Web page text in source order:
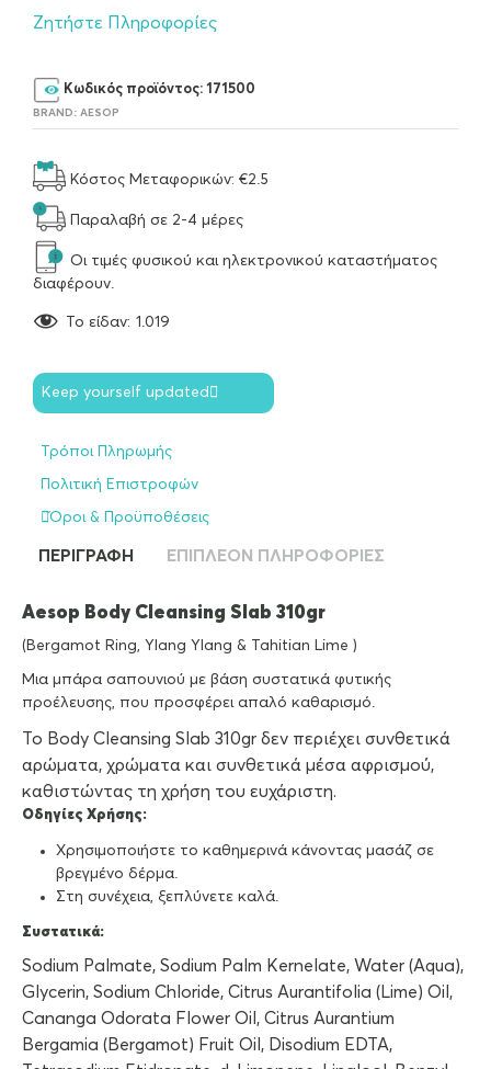
Ζητήστε Πληροφορίες
Κωδικός προϊόντος: 171500
BRAND: AESOP
Κόστος Μεταφορικών: €2.5
Παραλαβή σε 2-4 μέρες
Οι τιμές φυσικού και ηλεκτρονικού καταστήματος
διαφέρουν.
To είδαν: 1.019
Keep yourself updated
Τρόποι Πληρωμής
Πολιτική Επιστροφών
Όροι & Προϋποθέσεις
ΠΕΡΙΓΡΑΦΉ ΕΠΙΠΛΈΟΝ ΠΛΗΡΟΦΟΡΊΕΣ
Aesop Body Cleansing Slab 310gr
(Bergamot Ring, Ylang Ylang & Tahitian Lime )
Μια μπάρα σαπουνιού με βάση συστατικά φυτικής
προέλευσης, που προσφέρει απαλό καθαρισμό.
Το Body Cleansing Slab 310gr δεν περιέχει συνθετικά
αρώματα, χρώματα και συνθετικά μέσα αφρισμού,
καθιστώντας τη χρήση του ευχάριστη.
Οδηγίες Χρήσης:
Χρησιμοποιήστε το καθημερινά κάνοντας μασάζ σε
βρεγμένο δέρμα.
Στη συνέχεια, ξεπλύνετε καλά.
Συστατικά:
Sodium Palmate, Sodium Palm Kernelate, Water (Aqua),
Glycerin, Sodium Chloride, Citrus Aurantifolia (Lime) Oil,
Cananga Odorata Flower Oil, Citrus Aurantium
Bergamia (Bergamot) Fruit Oil, Disodium EDTA,